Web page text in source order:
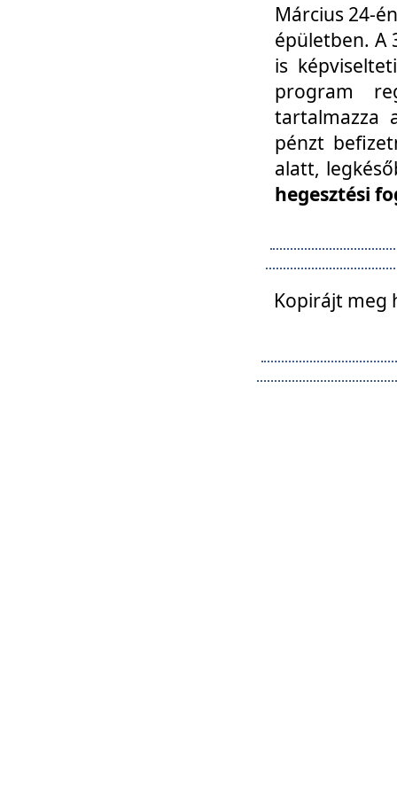
Március 24-
épületben. A
is
program
tartalmazza
pénzt
alatt,
hegesztési
Kopirájt meg